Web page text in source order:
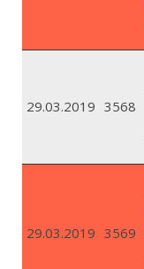
29.03.2019 3568
29.03.2019 3569